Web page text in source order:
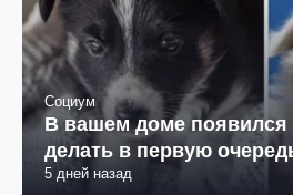
Социум
В вашем доме появился
делать в первую
5 дней назад